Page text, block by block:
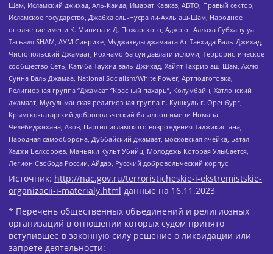
Шам, Исламский джихад, Аль-Каида, Имарат Кавказ, АБТО, Правый сектор,
Исламское государство, Джабха аль-Нусра ли-Ахль аш-Шам, Народное
ополчение имени К. Минина и Д. Пожарского, Аджр от Аллаха Субхану уа
Тагьаля SHAM, АУМ Синрике, Муджахеды джамаата Ат-Тавхида Валь-Джихад,
Чистопольский Джамаат, Рохнамо ба суи давлати исломи, Террористическое
сообщество Сеть, Катиба Таухид валь-Джихад, Хайят Тахрир аш-Шам, Ахлю
Сунна Валь Джамаа, National Socialism/White Power, Артподготовка,
Религиозная группа “Джамаат “Красный пахарь”, Колумбайн, Хатлонский
джамаат, Мусульманская религиозная группа п. Кушкуль г. Оренбург,
Крымско-татарский добровольческий батальон имени Номана
Челебиджихана, Азов, Партия исламского возрождения Таджикистана,
Народная самооборона, Дуббайский джамаат, московская ячейка, Батал-
Хаджи Белхороев, Маньяки Культ Убийц, Молодёжь Которая Улыбается,
Легион Свобода России, Айдар, Русский добровольческий корпус
Источник: http://nac.gov.ru/terroristicheskie-i-ekstremistskie-
organizacii-i-materialy.html данные на 16.11.2023
* Перечень общественных объединений и религиозных
организаций в отношении которых судом принято
вступившее в законную силу решение о ликвидации или
запрете деятельности: